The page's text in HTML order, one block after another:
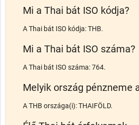
Mi a Thai bát ISO kódja?
A Thai bát ISO kódja: THB.
Mi a Thai bát ISO száma?
A Thai bát ISO száma: 764.
Melyik ország pénzneme
A THB országa(i): THAIFÖLD.